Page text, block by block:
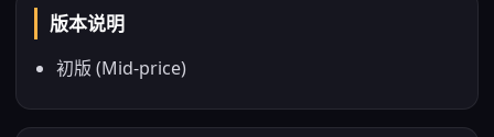
版本说明
初版 (Mid-price)